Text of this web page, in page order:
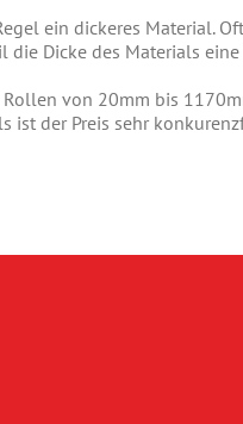
ein dickeres Material.
Dicke des Materials
von 20mm bis
ist der Preis sehr